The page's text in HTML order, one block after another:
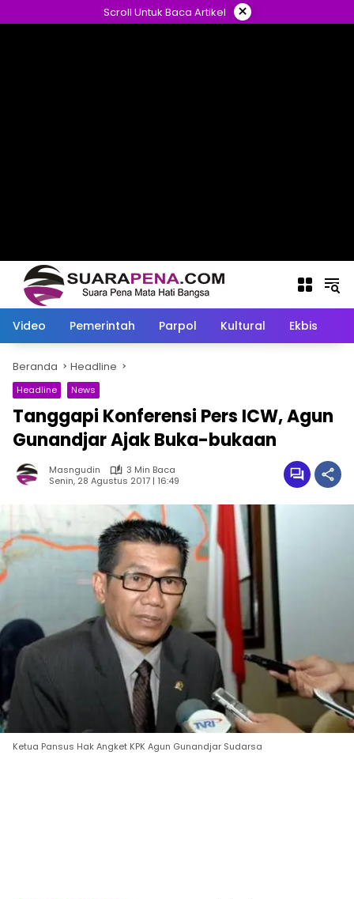
ke
Scroll Untuk Baca Artikel ×
Video Pemerintah Parpol Kultural Ekbis
Beranda Headline
Headline News
Tanggapi Konferensi Pers ICW, Agun
Gunandjar Ajak Buka-bukaan
Masngudin
3 Min Baca
Senin, 28 Agustus 2017 | 16:49
Ketua Pansus Hak Angket KPK Agun Gunandjar Sudarsa